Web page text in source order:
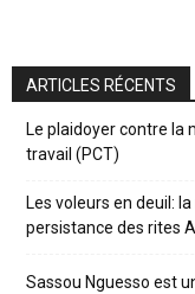
ARTICLES RÉCENTS
Le plaidoyer contre la
travail (PCT)
Les voleurs en deuil:
persistance des rites
Sassou Nguesso est